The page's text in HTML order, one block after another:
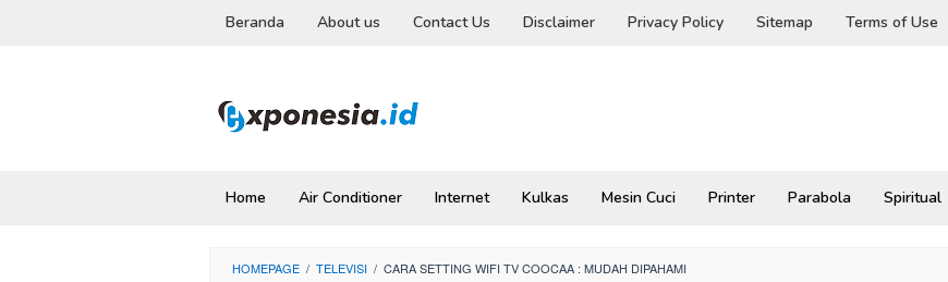
Beranda About us Contact Us Disclaimer Privacy Policy Sitemap Terms of Use
Home Air Conditioner Internet Kulkas Mesin Cuci Printer Parabola Spiritual
HOMEPAGE / TELEVISI / CARA SETTING WIFI TV COOCAA : MUDAH DIPAHAMI